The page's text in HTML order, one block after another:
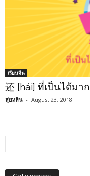
เรียนจีน
还 [hái] ที่เป็นได้มาก
สุ่ยหลิน - August 23, 2018